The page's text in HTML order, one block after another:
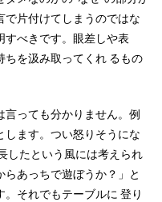
で片付けてしまうのではな
すべきです。眼差しや表
を汲み取ってくれ るもの
っても分かりません。例
します。つい怒りそうにな
したという風には考えられ
あっちで遊ぼうか？」と
それでもテーブルに 登り